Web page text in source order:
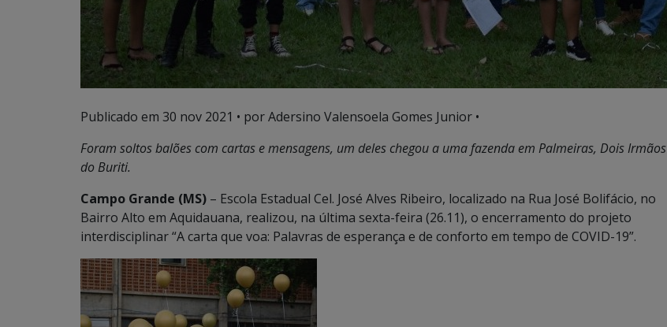
Publicado em 30 nov 2021 • por Adersino Valensoela Gomes Junior •
Foram soltos balões com cartas e mensagens, um deles chegou a uma fazenda em Palmeiras, Dois Irmãos
do Buriti.
Campo Grande (MS) – Escola Estadual Cel. José Alves Ribeiro, localizado na Rua José Bolifácio, no
Bairro Alto em Aquidauana, realizou, na última sexta-feira (26.11), o encerramento do projeto
interdisciplinar “A carta que voa: Palavras de esperança e de conforto em tempo de COVID-19”.